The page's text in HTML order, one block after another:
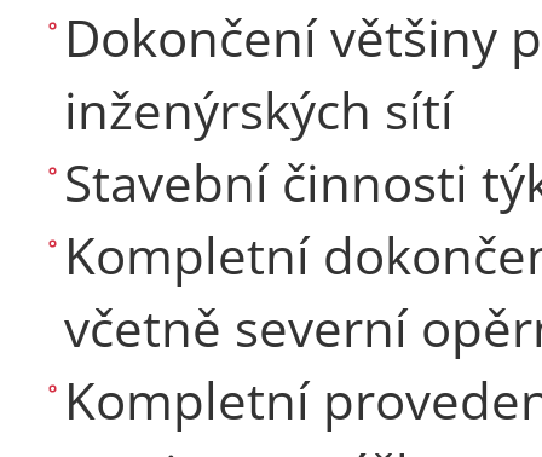
Dokončení většiny
inženýrských sítí
Stavební činnosti
Kompletní
včetně severní
Kompletní